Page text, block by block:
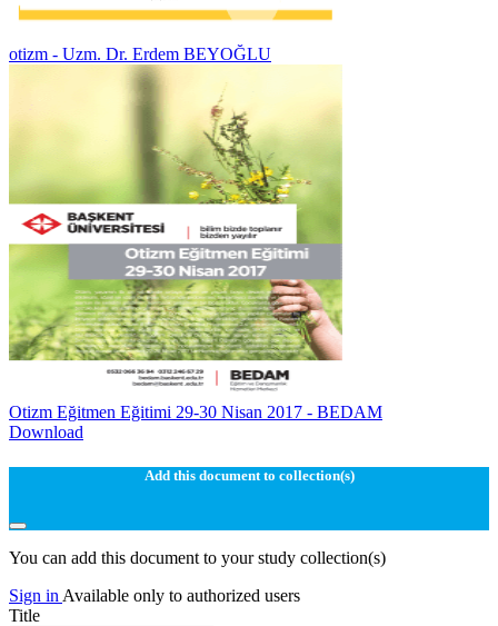
otizm - Uzm. Dr. Erdem BEYOĞLU
Otizm Eğitmen Eğitimi 29-30 Nisan 2017 - BEDAM
Download
Add this document to collection(s)
You can add this document to your study collection(s)
Sign in Available only to authorized users
Title